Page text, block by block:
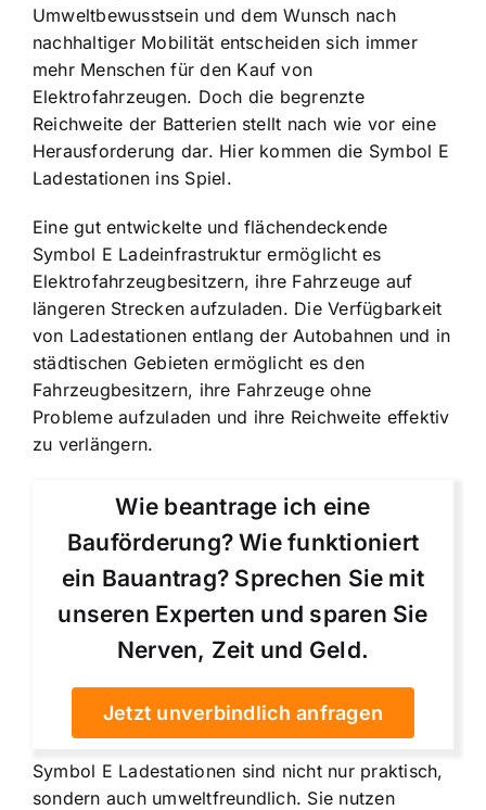
Umweltbewusstsein und dem Wunsch nach
nachhaltiger Mobilität entscheiden sich immer
mehr Menschen für den Kauf von
Elektrofahrzeugen. Doch die begrenzte
Reichweite der Batterien stellt nach wie vor eine
Herausforderung dar. Hier kommen die Symbol E
Ladestationen ins Spiel.
Eine gut entwickelte und flächendeckende
Symbol E Ladeinfrastruktur ermöglicht es
Elektrofahrzeugbesitzern, ihre Fahrzeuge auf
längeren Strecken aufzuladen. Die Verfügbarkeit
von Ladestationen entlang der Autobahnen und in
städtischen Gebieten ermöglicht es den
Fahrzeugbesitzern, ihre Fahrzeuge ohne
Probleme aufzuladen und ihre Reichweite effektiv
zu verlängern.
Wie beantrage ich eine
Bauförderung? Wie funktioniert
ein Bauantrag? Sprechen Sie mit
unseren Experten und sparen Sie
Nerven, Zeit und Geld.
Jetzt unverbindlich anfragen
Symbol E Ladestationen sind nicht nur praktisch,
sondern auch umweltfreundlich. Sie nutzen